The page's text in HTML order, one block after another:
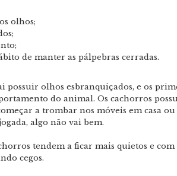
olhos;
de manter as pálpebras cerradas.
possuir olhos esbranquiçados, e os
do animal. Os cachorros
a trombar nos móveis em casa
algo não vai bem.
tendem a ficar mais quietos e
cegos.